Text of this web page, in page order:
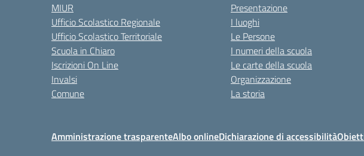
MIUR
Ufficio Scolastico Regionale
Ufficio Scolastico Territoriale
Scuola in Chiaro
Iscrizioni On Line
Invalsi
Comune
Presentazione
I luoghi
Le Persone
I numeri della scuola
Le carte della scuola
Organizzazione
La storia
Amministrazione trasparenteAlbo onlineDichiarazione di accessibilità